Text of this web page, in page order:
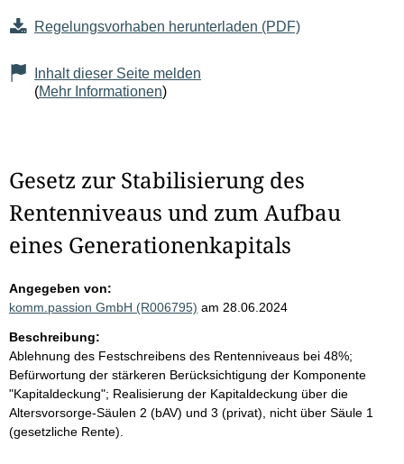
Regelungsvorhaben herunterladen (PDF)
Inhalt dieser Seite melden
(Mehr Informationen)
Gesetz zur Stabilisierung des
Rentenniveaus und zum Aufbau
eines Generationenkapitals
Angegeben von:
komm.passion GmbH (R006795) am 28.06.2024
Beschreibung:
Ablehnung des Festschreibens des Rentenniveaus bei 48%;
Befürwortung der stärkeren Berücksichtigung der Komponente
"Kapitaldeckung"; Realisierung der Kapitaldeckung über die
Altersvorsorge-Säulen 2 (bAV) und 3 (privat), nicht über Säule 1
(gesetzliche Rente).